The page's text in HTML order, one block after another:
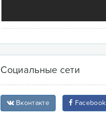
Социальные сети
Вконтакте Facebook